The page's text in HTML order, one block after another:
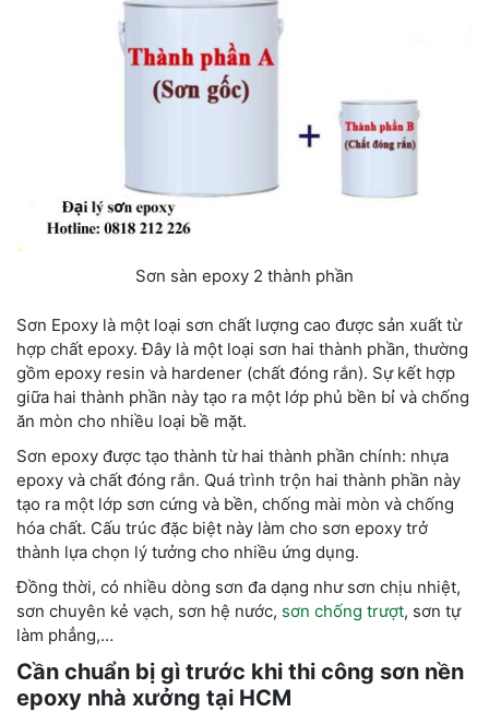
Sơn sàn epoxy 2 thành phần
Sơn Epoxy là một loại sơn chất lượng cao được sản xuất từ
hợp chất epoxy. Đây là một loại sơn hai thành phần, thường
gồm epoxy resin và hardener (chất đóng rắn). Sự kết hợp
giữa hai thành phần này tạo ra một lớp phủ bền bỉ và chống
ăn mòn cho nhiều loại bề mặt.
Sơn epoxy được tạo thành từ hai thành phần chính: nhựa
epoxy và chất đóng rắn. Quá trình trộn hai thành phần này
tạo ra một lớp sơn cứng và bền, chống mài mòn và chống
hóa chất. Cấu trúc đặc biệt này làm cho sơn epoxy trở
thành lựa chọn lý tưởng cho nhiều ứng dụng.
Đồng thời, có nhiều dòng sơn đa dạng như sơn chịu nhiệt,
sơn chuyên kẻ vạch, sơn hệ nước, sơn chống trượt, sơn tự
làm phẳng,…
Cần chuẩn bị gì trước khi thi công sơn nền
epoxy nhà xưởng tại HCM